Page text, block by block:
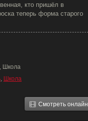
кто пришёл в
теперь форма старого
Школа
, Школа
Смотреть онлайн